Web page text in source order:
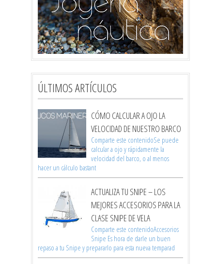
ÚLTIMOS ARTÍCULOS
CÓMO CALCULAR A OJO LA
VELOCIDAD DE NUESTRO BARCO
Comparte este contenidoSe puede
calcular a ojo y rápidamente la
velocidad del barco, o al menos
hacer un cálculo bastant
ACTUALIZA TU SNIPE – LOS
MEJORES ACCESORIOS PARA LA
CLASE SNIPE DE VELA
Comparte este contenidoAccesorios
Snipe Es hora de darle un buen
repaso a tu Snipe y prepararlo para esta nueva temparad